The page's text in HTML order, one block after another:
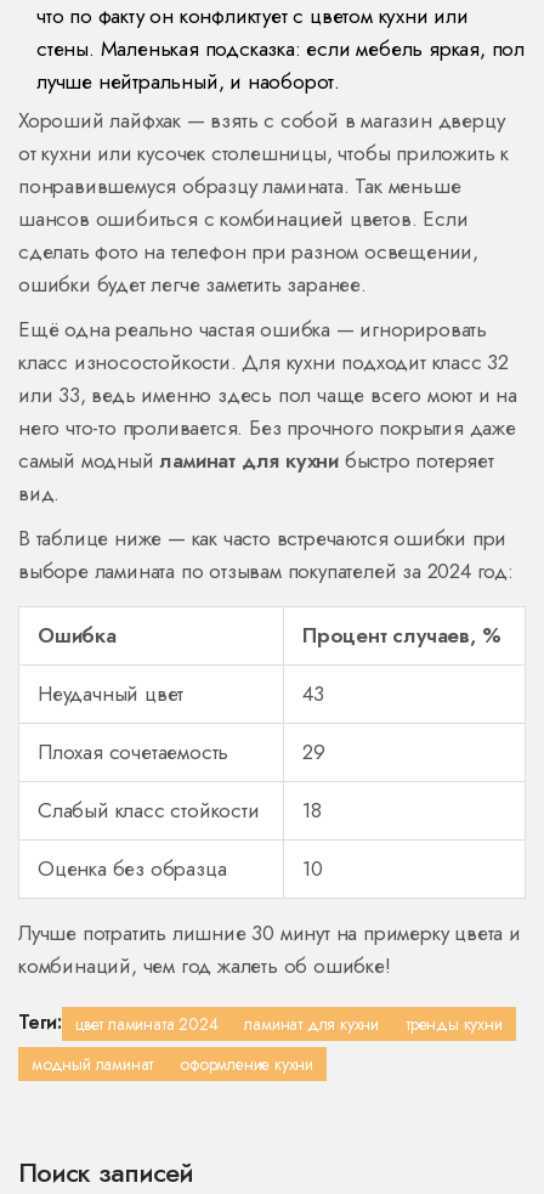
что по факту он конфликтует с цветом кухни или
стены. Маленькая подсказка: если мебель яркая, пол
лучше нейтральный, и наоборот.
Хороший лайфхак — взять с собой в магазин дверцу
от кухни или кусочек столешницы, чтобы приложить к
понравившемуся образцу ламината. Так меньше
шансов ошибиться с комбинацией цветов. Если
сделать фото на телефон при разном освещении,
ошибки будет легче заметить заранее.
Ещё одна реально частая ошибка — игнорировать
класс износостойкости. Для кухни подходит класс 32
или 33, ведь именно здесь пол чаще всего моют и на
него что-то проливается. Без прочного покрытия даже
самый модныйламинат для кухни быстро потеряет
вид.
В таблице ниже — как часто встречаются ошибки при
выборе ламината по отзывам покупателей за 2024 год:
Ошибка
Процент случаев, %
Неудачный цвет
43
Плохая сочетаемость
29
Слабый класс стойкости
18
Оценка без образца
10
Лучше потратить лишние 30 минут на примерку цвета и
комбинаций, чем год жалеть об ошибке!
Теги: цвет ламината 2024 ламинат для кухни
тренды кухни
модный ламинат
оформление кухни
Поиск записей